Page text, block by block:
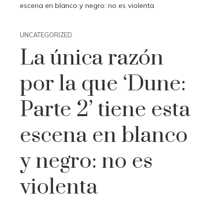
escena en blanco y negro: no es violenta
UNCATEGORIZED
La única razón
por la que ‘Dune:
Parte 2’ tiene esta
escena en blanco
y negro: no es
violenta